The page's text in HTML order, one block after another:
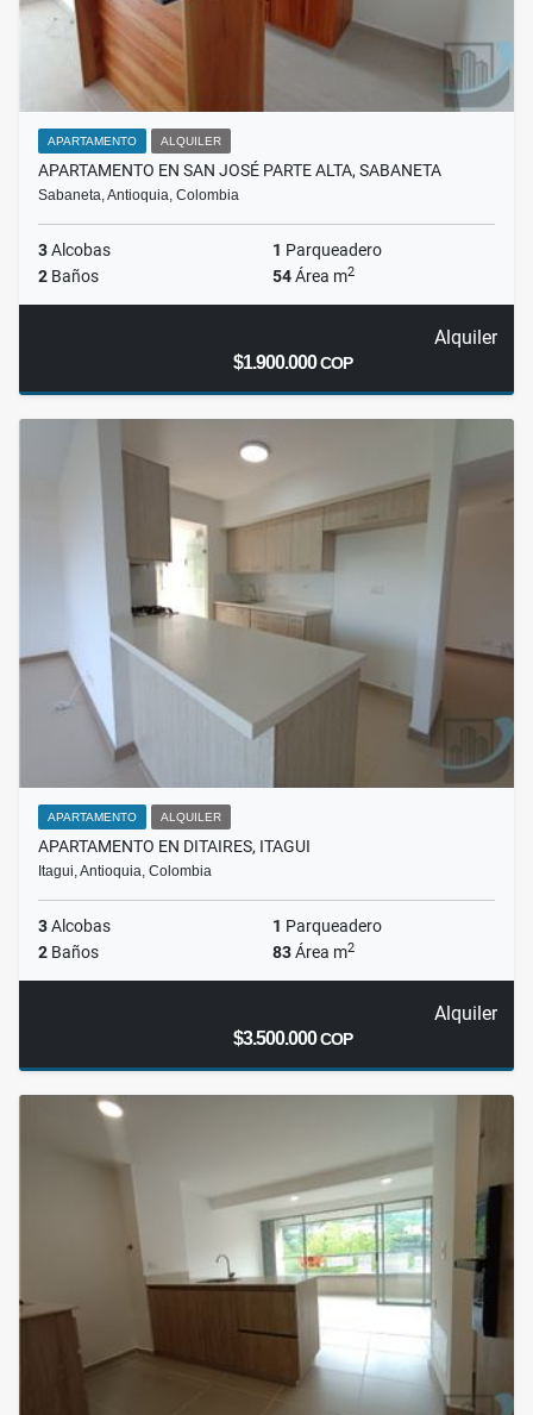
APARTAMENTO ALQUILER
APARTAMENTO EN SAN JOSÉ PARTE ALTA, SABANETA
Sabaneta, Antioquia, Colombia
3Alcobas 1 Parqueadero
2 Baños 54Área m2
Alquiler
$1.900.000COP
APARTAMENTO ALQUILER
APARTAMENTO EN DITAIRES, ITAGUI
Itagui, Antioquia, Colombia
3Alcobas 1 Parqueadero
2 Baños 83Área m2
Alquiler
$3.500.000COP